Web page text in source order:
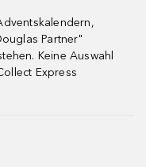
Partner"
Keine Auswahl
Express